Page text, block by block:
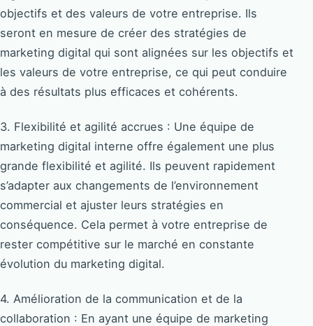
objectifs et des valeurs de votre entreprise. Ils
seront en mesure de créer des stratégies de
marketing digital qui sont alignées sur les objectifs et
les valeurs de votre entreprise, ce qui peut conduire
à des résultats plus efficaces et cohérents.
3. Flexibilité et agilité accrues : Une équipe de
marketing digital interne offre également une plus
grande flexibilité et agilité. Ils peuvent rapidement
s’adapter aux changements de l’environnement
commercial et ajuster leurs stratégies en
conséquence. Cela permet à votre entreprise de
rester compétitive sur le marché en constante
évolution du marketing digital.
4. Amélioration de la communication et de la
collaboration : En ayant une équipe de marketing